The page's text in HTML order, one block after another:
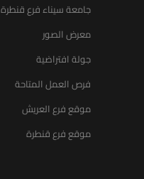
جامعة سيناء فرع قنطرة
معرض الصور
جولة افتراضية
فرص العمل المتاحة
موقع فرع العريش
موقع فرع قنطرة